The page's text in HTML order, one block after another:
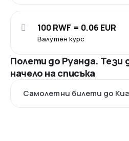
Валутен курс
100 RWF = 0.06 EUR
Полети до Руанда. Тези
начело на списъка
Самолетни билети до